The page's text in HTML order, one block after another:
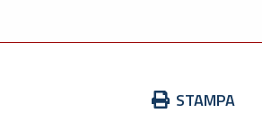
STAMPA